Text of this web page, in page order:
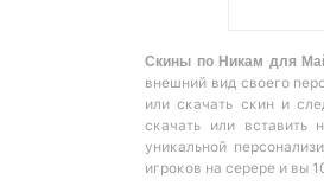
Скины по Никам для
внешний вид своего
или скачать скин и
скачать или
уникальной
игроков на серере и вы